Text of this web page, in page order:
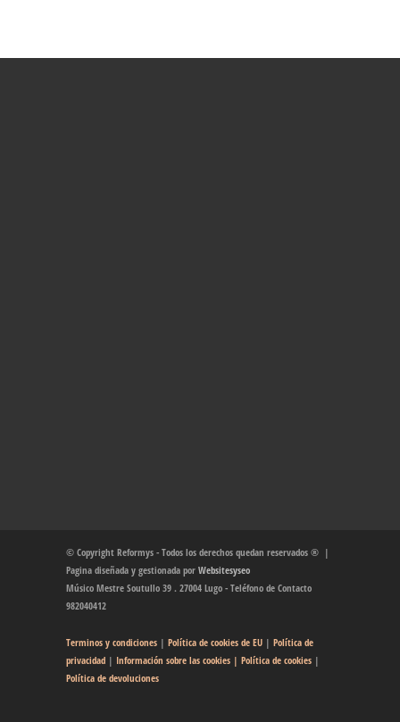
© Copyright Reformys - Todos los derechos quedan reservados ® |
Pagina diseñada y gestionada por Websitesyseo
Músico Mestre Soutullo 39 . 27004 Lugo - Teléfono de Contacto
982040412
Terminos y condiciones | Política de cookies de EU | Política de
privacidad | Información sobre las cookies | Política de cookies |
Política de devoluciones